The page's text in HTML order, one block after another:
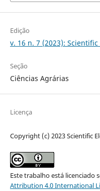
Edição
v. 16 n. 7 (2023):
Seção
Ciências Agrárias
Licença
Copyright (c) 2023 Scientific
Este trabalho está licenciado
Attribution 4.0 International